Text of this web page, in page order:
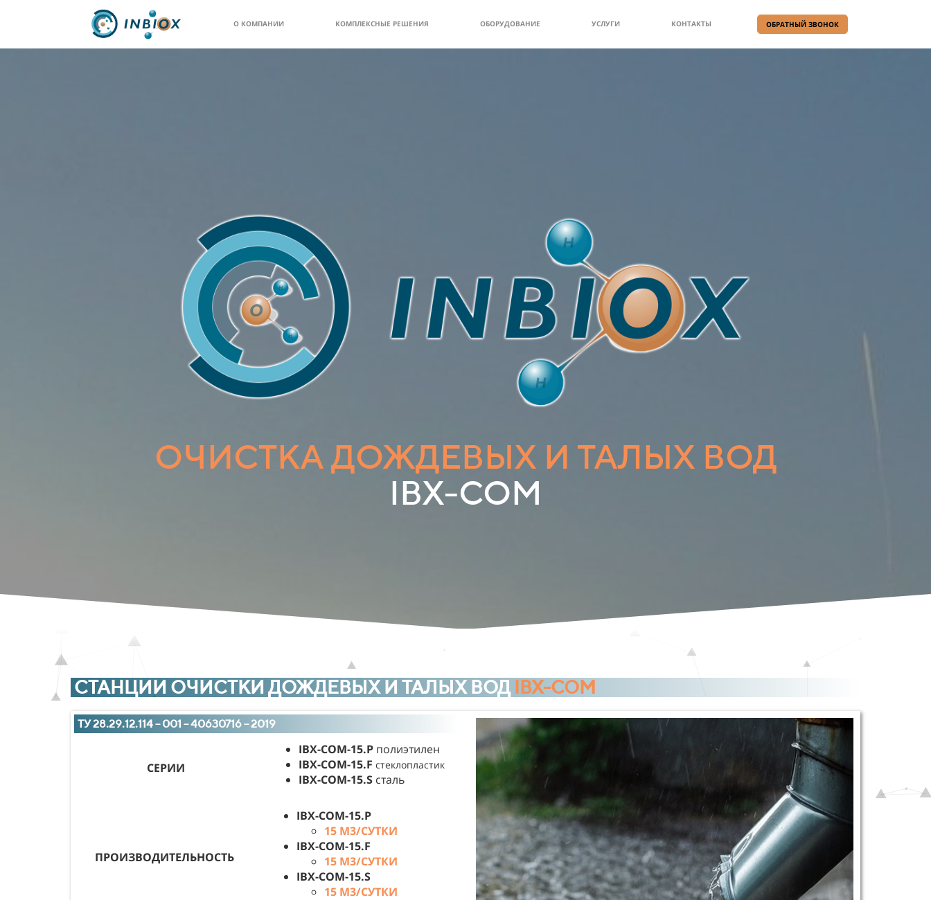
О КОМПАНИИ КОМПЛЕКСНЫЕ РЕШЕНИЯ ОБОРУДОВАНИЕ УСЛУГИ КОНТАКТЫ ОБРАТНЫЙ ЗВОНОК
ОЧИСТКА ДОЖДЕВЫХ И ТАЛЫХ ВОД
IBX-COM
СТАНЦИИ ОЧИСТКИ ДОЖДЕВЫХ И ТАЛЫХ ВОДIBX-COM
ТУ 28.29.12.114 – 001 – 40630716 – 2019
СЕРИИ
IBX-COM-15.P полиэтилен
IBX-COM-15.F стеклопластик
IBX-COM-15.S сталь
ПРОИЗВОДИТЕЛЬНОСТЬ
IBX-COM-15.P
15 М3/СУТКИ
IBX-COM-15.F
15 М3/СУТКИ
IBX-COM-15.S
15 М3/СУТКИ